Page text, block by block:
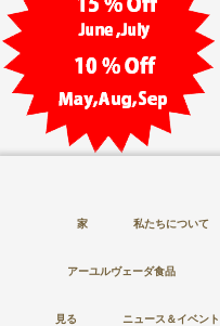
家 私たちについて
アーユルヴェーダ食品
見る ニュース＆イベント